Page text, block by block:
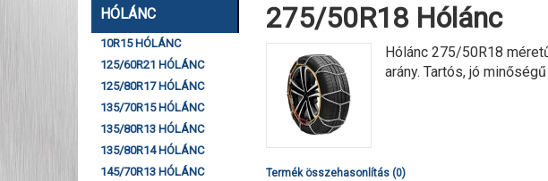
HÓLÁNC
10R15 HÓLÁNC
125/60R21 HÓLÁNC
125/80R17 HÓLÁNC
135/70R15 HÓLÁNC
135/80R13 HÓLÁNC
135/80R14 HÓLÁNC
145/70R13 HÓLÁNC
275/50R18 Hólánc
Hólánc 275/50R18
arány. Tartós, jó
Termék összehasonlítás (0)